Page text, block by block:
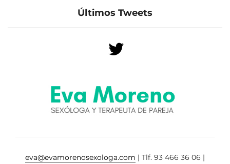
Últimos Tweets
eva@evamorenosexologa.com | Tlf. 93 466 36 06 |